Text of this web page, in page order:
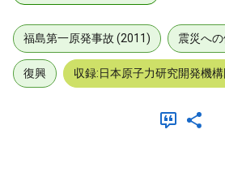
福島第一原発事故 (2011) 震災への
復興 収録:日本原子力研究開発機